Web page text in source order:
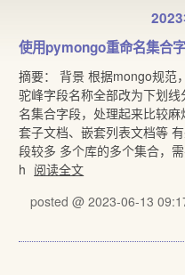
使用pymongo重命名集合
摘要： 背景 根据mongo规范
驼峰字段名称全部改为下划
名集合字段，处理起来比较
套子文档、嵌套列表文档等
段较多 多个库的多个集合，
h 阅读全文
posted @ 2023-06-13